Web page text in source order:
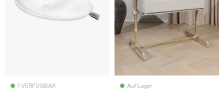
1 VERFÜGBAR Auf Lager